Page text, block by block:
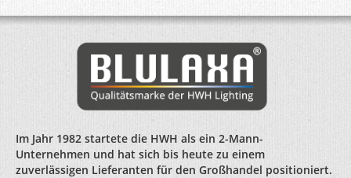
Im Jahr 1982 startete die HWH als ein 2-Mann-
Unternehmen und hat sich bis heute zu einem
zuverlässigen Lieferanten für den Großhandel positioniert.